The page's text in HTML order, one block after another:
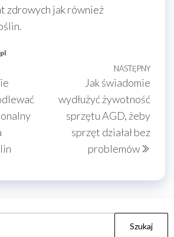
zdrowych jak również
NASTĘPNY
Jak świadomie
wydłużyć żywotność
sprzętu AGD, żeby
sprzęt działał bez
problemów